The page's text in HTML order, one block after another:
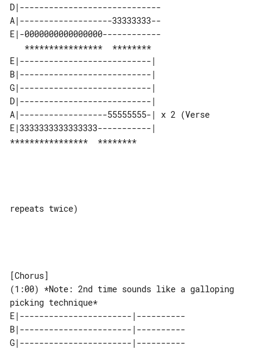
D|-----------------------------
A|-------------------33333333--
E|-0000000000000000------------
E|---------------------------|
B|---------------------------|
G|---------------------------|
D|---------------------------|
A|------------------55555555-| x 2 (Verse
E|3333333333333333-----------|
****************  ********
repeats twice)
(1:00) *Note: 2nd time sounds like a galloping
picking technique*
E|-----------------------|----------
B|-----------------------|----------
G|-----------------------|----------